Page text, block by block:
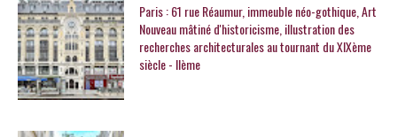
Paris : 61 rue Réaumur, immeuble néo-gothique, Art
Nouveau mâtiné d'historicisme, illustration des
recherches architecturales au tournant du XIXème
siècle - IIème